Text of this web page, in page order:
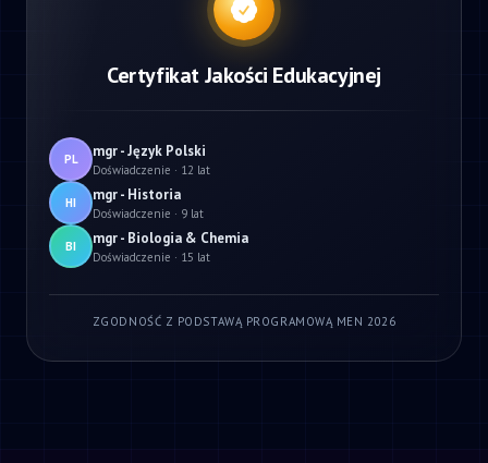
Certyfikat Jakości Edukacyjnej
PL mgr - Język Polski
Doświadczenie · 12 lat
HI mgr - Historia
Doświadczenie · 9 lat
BI mgr - Biologia & Chemia
Doświadczenie · 15 lat
ZGODNOŚĆ Z PODSTAWĄ PROGRAMOWĄ MEN 2026